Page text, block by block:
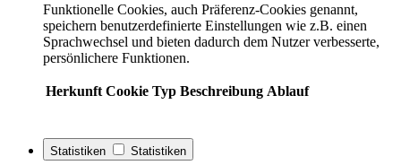
Funktionelle Cookies, auch Präferenz-Cookies genannt,
speichern benutzerdefinierte Einstellungen wie z.B. einen
Sprachwechsel und bieten dadurch dem Nutzer verbesserte,
persönlichere Funktionen.
Herkunft Cookie Typ Beschreibung Ablauf
Statistiken Statistiken